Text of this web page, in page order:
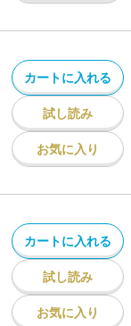
カートに入れる
試し読み
お気に入り
カートに入れる
試し読み
お気に入り